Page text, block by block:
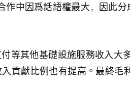
作中因爲話語權最大，因此
等其他基礎設施服務收入大
貢獻比例也有提高。最終毛